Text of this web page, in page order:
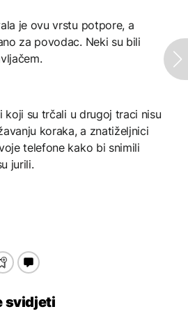
je ovu vrstu potpore, a
za povodac. Neki su bili
koji su trčali u drugoj traci nisu
koraka, a znatiželjnici
telefone kako bi snimili
jurili.
svidjeti